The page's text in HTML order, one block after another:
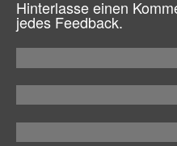
Hinterlasse einen
jedes Feedback.